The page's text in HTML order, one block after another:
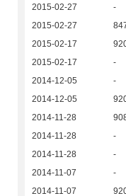
2015-02-27
-
2015-02-27
2015-02-17
2015-02-17
-
2014-12-05
-
2014-12-05
2014-11-28
2014-11-28
-
2014-11-28
-
2014-11-07
-
2014-11-07